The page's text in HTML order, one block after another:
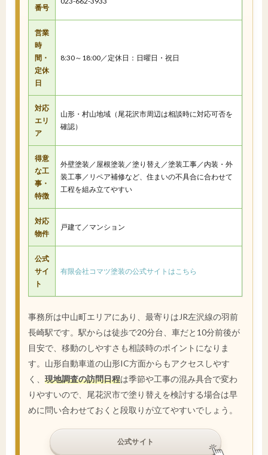
番号
営業
時
間・
定休
日
8:30～18:00／定休日：日曜日・祝日
対応
エリ
ア
山形・村山地域（尾花沢市周辺は相談時に対応可否を
確認）
得意
な工
事・
特徴
外壁塗装／屋根塗装／塗り替え／塗装工事／内装・外
装工事／リペア補修など、住まいの不具合に合わせて
工程を組み立てやすい
対応
物件
戸建て／マンション
公式
サイ
ト
有限会社コマツ塗装の公式サイトはこちら
事務所は中山町エリアにあり、最寄りはJR左沢線の羽前
長崎駅です。駅からは徒歩で20分台、車だと10分前後が
目安で、移動のしやすさも相談時のポイントになりま
す。山形自動車道の山形IC方面からもアクセスしやす
く、 現地調査の訪問日程は季節や工事の混み具合で変わ
りやすいので、尾花沢市で塗り替えを検討する場合は早
めに問い合わせておくと段取りが立てやすいでしょう。
公式サイト